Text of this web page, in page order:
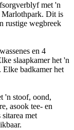
met 'n
Marlothpark. Dit is
rustige wegbreek
en 4
slaapkamer het 'n
badkamer het
'n stoof, oond,
asook tee- en
met